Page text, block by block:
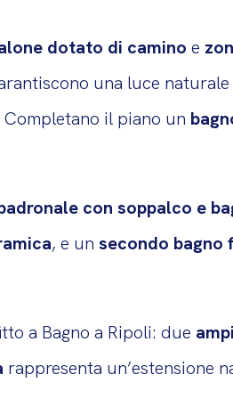
dotato di camino e
una luce
il piano un
con soppalco e
, e unsecondo bagno
a Bagno a Ripoli: due
rappresenta un’estensione